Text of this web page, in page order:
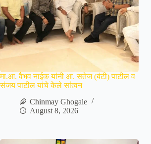
मा.आ. वैभव नाईक यांनी आ. सतेज (बंटी) पाटील व
संजय पाटील यांचे केले सांत्वन
Chinmay Ghogale
August 8, 2026